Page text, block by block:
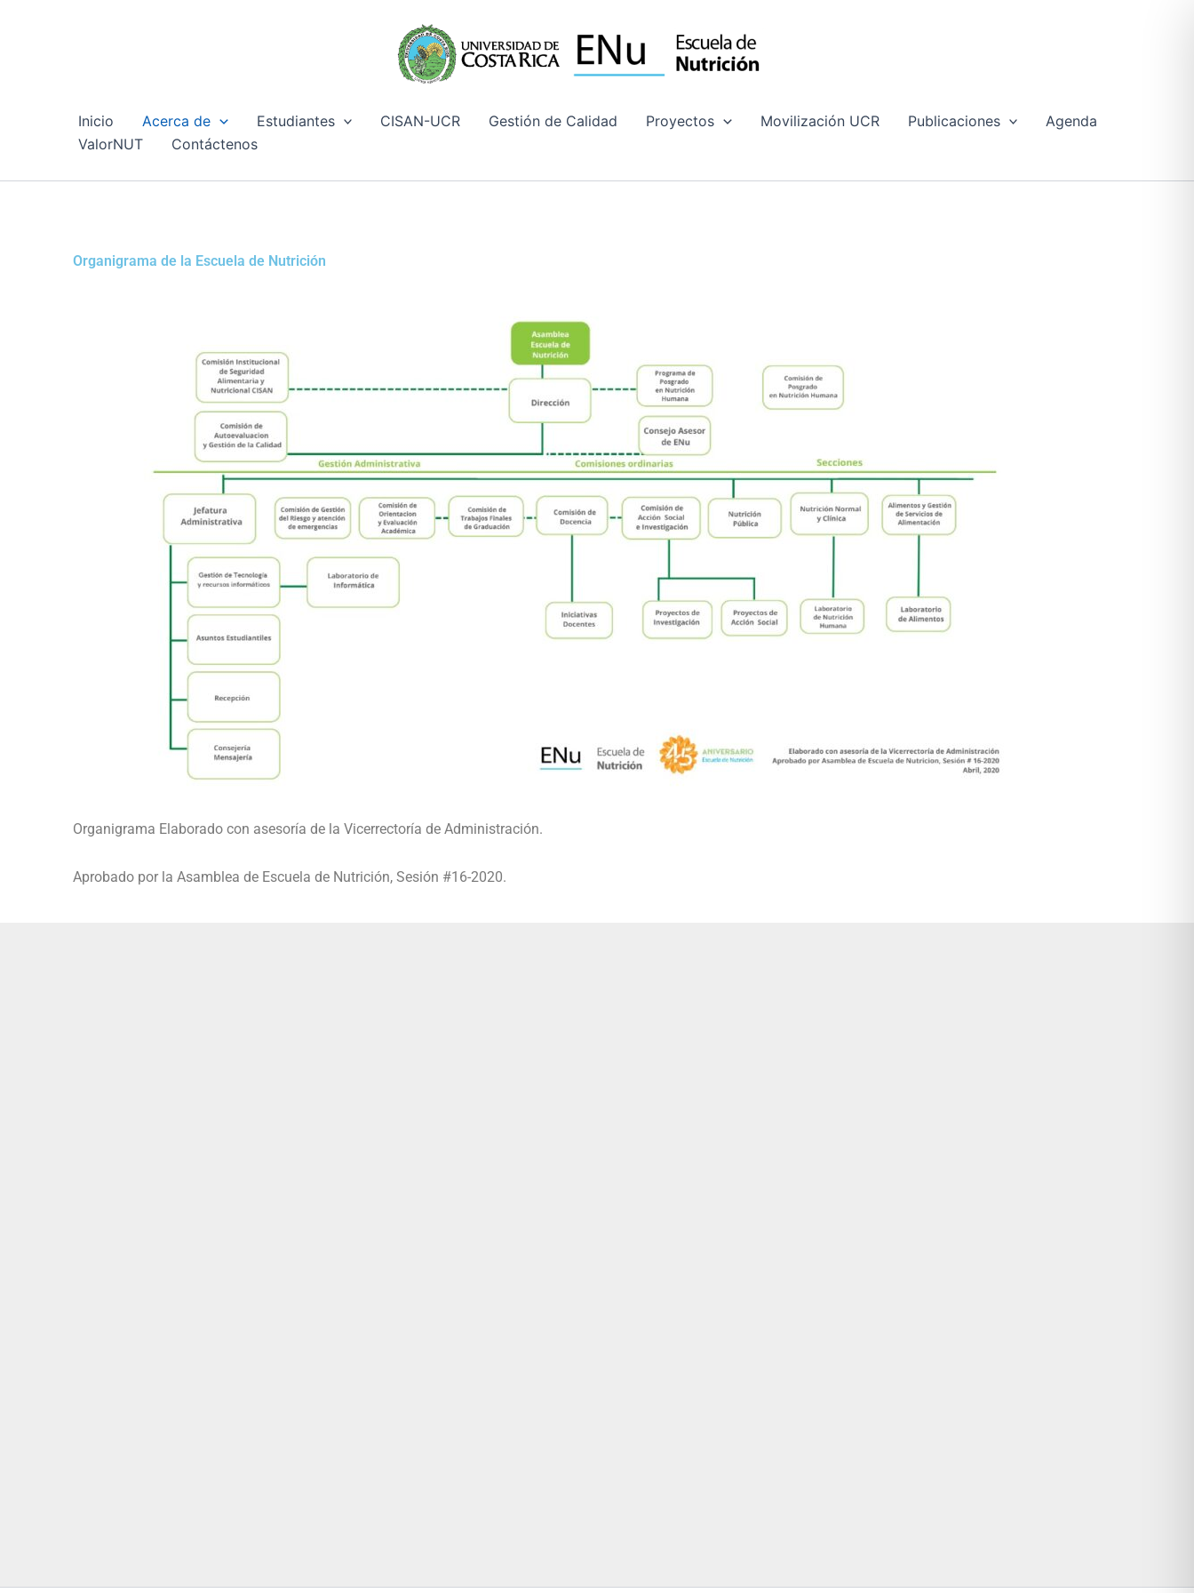
Inicio
Acerca de Estudiantes CISAN-UCR Gestión de Calidad Proyectos Movilización UCR Publicaciones
Agenda
ValorNUT
Contáctenos
Organigrama de la Escuela de Nutrición
Organigrama Elaborado con asesoría de la Vicerrectoría de Administración.
Aprobado por la Asamblea de Escuela de Nutrición, Sesión #16-2020.